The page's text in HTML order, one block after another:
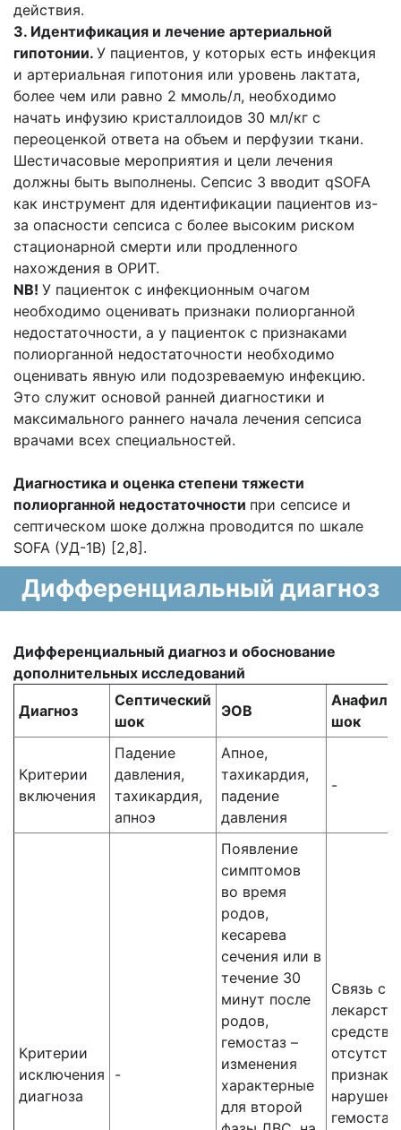
действия.
3. Идентификация и лечение артериальной
гипотонии. У пациентов, у которых есть инфекция
и артериальная гипотония или уровень лактата,
более чем или равно 2 ммоль/л, необходимо
начать инфузию кристаллоидов 30 мл/кг с
переоценкой ответа на объем и перфузии ткани.
Шестичасовые мероприятия и цели лечения
должны быть выполнены. Сепсис 3 вводит qSOFA
как инструмент для идентификации пациентов из-
за опасности сепсиса с более высоким риском
стационарной смерти или продленного
нахождения в ОРИТ.
NB! У пациенток с инфекционным очагом
необходимо оценивать признаки полиорганной
недостаточности, а у пациенток с признаками
полиорганной недостаточности необходимо
оценивать явную или подозреваемую инфекцию.
Это служит основой ранней диагностики и
максимального раннего начала лечения сепсиса
врачами всех специальностей.
Диагностика и оценка степени тяжести
полиорганной недостаточности при сепсисе и
септическом шоке должна проводится по шкале
SOFA (УД-1В) [2,8].
Дифференциальный диагноз
Дифференциальный диагноз и обоснование
дополнительных исследований
Диагноз
Септический
шок
ЭОВ
шок
Критерии
включения
Падение
давления,
тахикардия,
апноэ
Апное,
тахикардия,
падение
давления
-
Критерии
исключения
диагноза
-
Появление
симптомов
во время
родов,
кесарева
сечения или в
течение 30
минут после
родов,
гемостаз –
изменения
характерные
для второй
Связь с
средства,
признаки